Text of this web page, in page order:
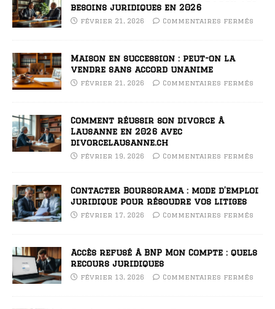
besoins juridiques en 2026
février 21, 2026 Commentaires fermés
Maison en succession : peut-on la
vendre sans accord unanime
février 21, 2026 Commentaires fermés
Comment réussir son divorce à
Lausanne en 2026 avec
divorcelausanne.ch
février 19, 2026 Commentaires fermés
Contacter Boursorama : mode d’emploi
juridique pour résoudre vos litiges
février 17, 2026 Commentaires fermés
Accès refusé à BNP Mon Compte : quels
recours juridiques
février 13, 2026 Commentaires fermés